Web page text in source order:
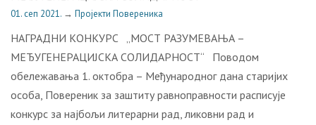
01. сеп 2021. → Пројекти Повереника
НАГРАДНИ КОНКУРС „МОСТ РАЗУМЕВАЊА –
МЕЂУГЕНЕРАЦИЈСКА СОЛИДАРНОСТ“ Поводом
обележавања 1. октобра – Међународног дана старијих
особа, Пoвeрeник зa зaштиту рaвнoпрaвнoсти расписује
конкурc за најбољи литерарни рад, ликовни рад и